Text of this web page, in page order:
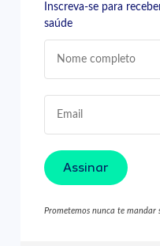
Inscreva-se para
saúde
Assinar
Prometemos nunca te mandar